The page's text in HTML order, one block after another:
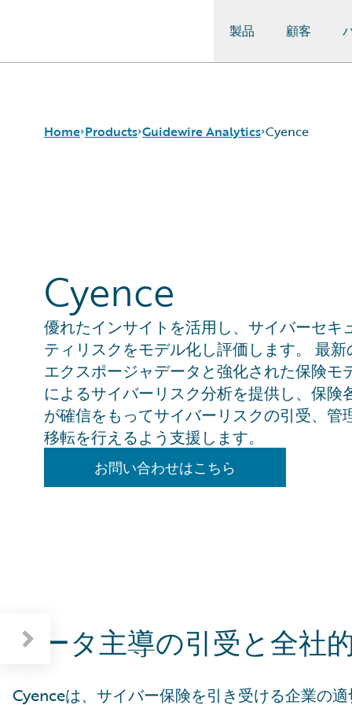
製品 顧客
Home Products
Services
Guidewire Analytics
Explore
HazardHub
Predict
Data Studio
Cyence
Cyence
優れたインサイトを活用し、サイバーセキ
ティリスクをモデル化し評価します。 最新
エクスポージャデータと強化された保険モ
によるサイバーリスク分析を提供し、保険
が確信をもってサイバーリスクの引受、管
移転を行えるよう支援します。
お問い合わせはこちら
データ主導の引受と全社
Cyenceは、サイバー保険を引き受ける企業の